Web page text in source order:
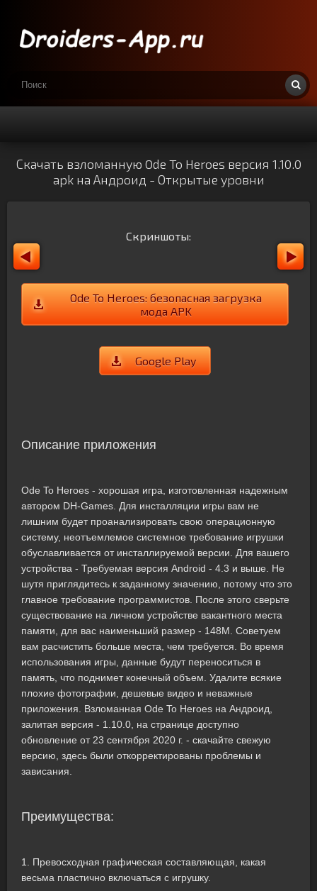
Скачать взломанную Ode To Heroes версия 1.10.0
apk на Андроид - Открытые уровни
Скриншоты:
Ode To Heroes: безопасная загрузка
мода APK
Google Play
Описание приложения
Ode To Heroes - хорошая игра, изготовленная надежным
автором DH-Games. Для инсталляции игры вам не
лишним будет проанализировать свою операционную
систему, неотъемлемое системное требование игрушки
обуславливается от инсталлируемой версии. Для вашего
устройства - Требуемая версия Android - 4.3 и выше. Не
шутя приглядитесь к заданному значению, потому что это
главное требование программистов. После этого сверьте
существование на личном устройстве вакантного места
памяти, для вас наименьший размер - 148M. Советуем
вам расчистить больше места, чем требуется. Во время
использования игры, данные будут переноситься в
память, что поднимет конечный объем. Удалите всякие
плохие фотографии, дешевые видео и неважные
приложения. Взломанная Ode To Heroes на Андроид,
залитая версия - 1.10.0, на странице доступно
обновление от 23 сентября 2020 г. - скачайте свежую
версию, здесь были откорректированы проблемы и
зависания.
Преимущества:
1. Превосходная графическая составляющая, какая
весьма пластично включаться с игрушку.